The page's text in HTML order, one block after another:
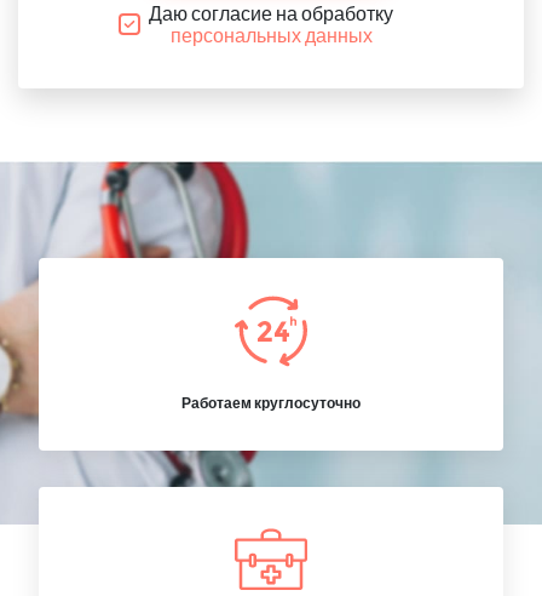
Даю согласие на обработку
персональных данных
Работаем круглосуточно